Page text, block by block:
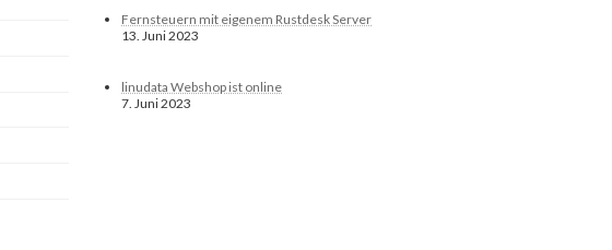
Fernsteuern mit eigenem Rustdesk Server
13. Juni 2023
linudata Webshop ist online
7. Juni 2023